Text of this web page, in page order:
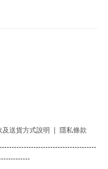
及送貨方式說明 | 隱私條款